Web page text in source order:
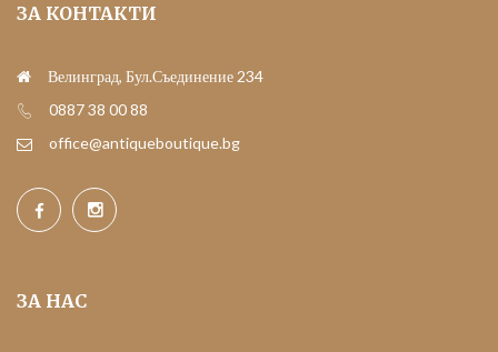
ЗА КОНТАКТИ
Велинград, Бул.Съединение 234
0887 38 00 88
office@antiqueboutique.bg
ЗА НАС